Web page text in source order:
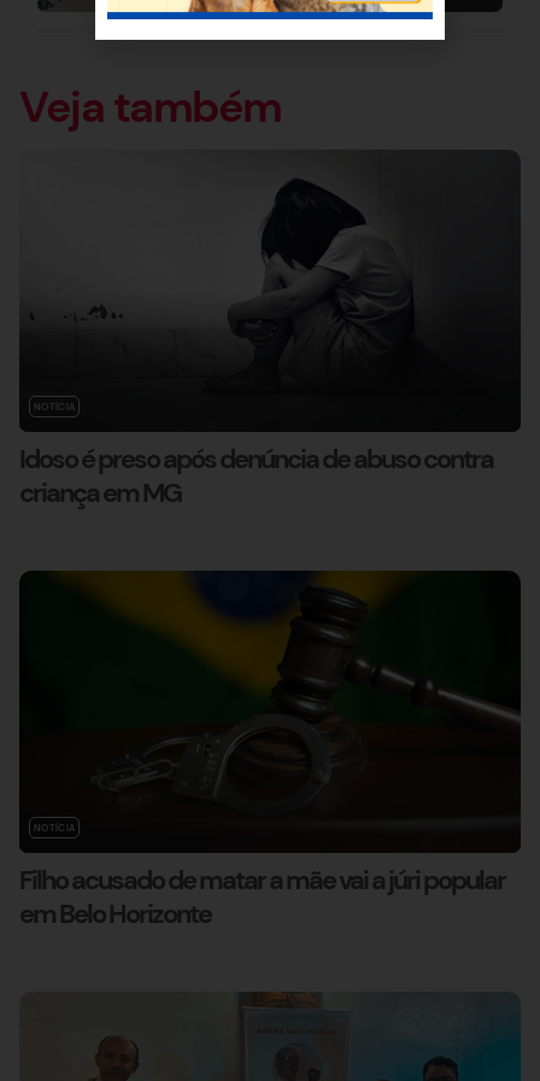
Veja também
NOTÍCIA
Idoso é preso após denúncia de abuso contra
criança em MG
NOTÍCIA
Filho acusado de matar a mãe vai a júri popular
em Belo Horizonte